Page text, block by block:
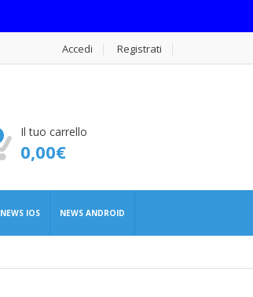
Accedi Registrati
Il tuo carrello
0,00€
NEWS IOS NEWS ANDROID